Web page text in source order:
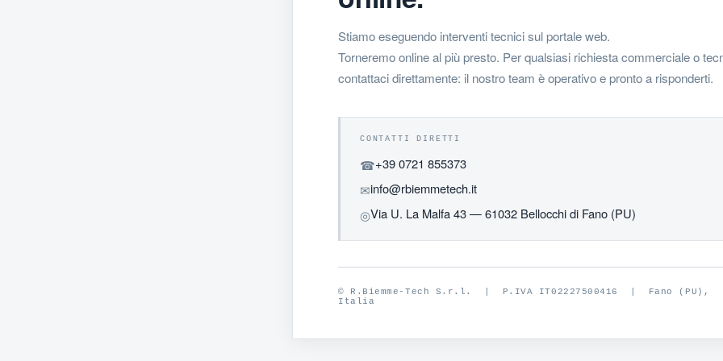
Stiamo eseguendo interventi tecnici sul portale web.
Torneremo online al più presto. Per qualsiasi richiesta commerciale o
contattaci direttamente: il nostro team è operativo e pronto a risponderti.
CONTATTI DIRETTI
☎+39 0721 855373
✉info@rbiemmetech.it
◎Via U. La Malfa 43 — 61032 Bellocchi di Fano (PU)
© R.Biemme-Tech S.r.l. | P.IVA IT02227500416 | Fano (PU),
Italia